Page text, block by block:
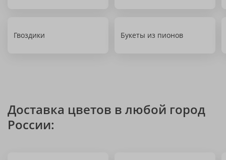
Гвоздики Букеты из пионов
Доставка цветов в любой город
России: